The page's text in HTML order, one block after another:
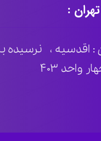
:
: اقدسیه ، نرسیده